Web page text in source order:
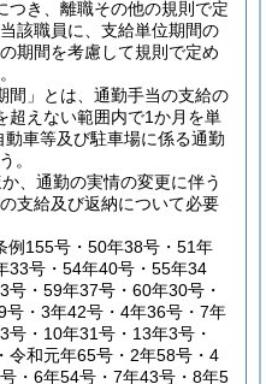
つき、離職その他の規則で定
該職員に、支給単位期間の
期間を考慮して規則で定め
間」とは、通勤手当の支給の
超えない範囲内で1か月を単
動車等及び駐車場に係る通勤
。
、通勤の実情の変更に伴う
支給及び返納について必要
例155号・50年38号・51年
33号・54年40号・55年34
・59年37号・60年30号・
号・3年42号・4年36号・7年
・10年31号・13年3号・
令和元年65号・2年58号・4
・6年54号・7年43号・8年5